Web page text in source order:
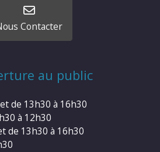
Contacter
au public
de 13h30 à 16h30
à 12h30
de 13h30 à 16h30